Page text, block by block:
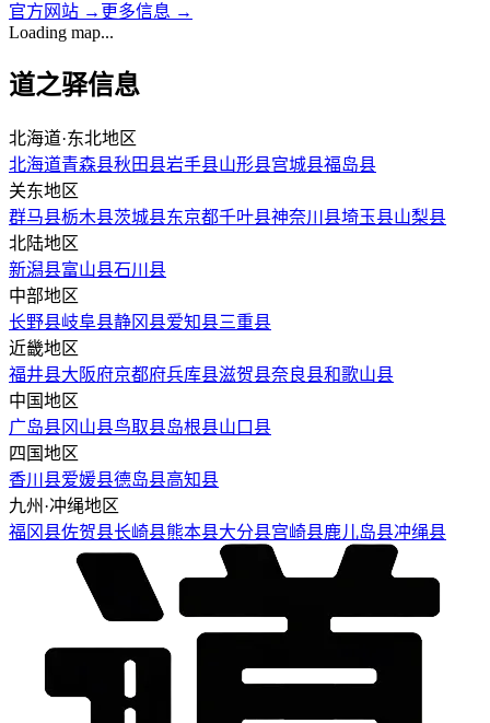
官方网站 → 更多信息 →
Loading map...
道之驿信息
北海道·东北地区
北海道青森县秋田县岩手县山形县宫城县福岛县
关东地区
群马县栃木县茨城县东京都千叶县神奈川县埼玉县山梨县
北陆地区
新潟县富山县石川县
中部地区
长野县岐阜县静冈县爱知县三重县
近畿地区
福井县大阪府京都府兵库县滋贺县奈良县和歌山县
中国地区
广岛县冈山县鸟取县岛根县山口县
四国地区
香川县爱媛县德岛县高知县
九州·冲绳地区
福冈县佐贺县长崎县熊本县大分县宫崎县鹿儿岛县冲绳县